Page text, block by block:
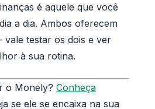
é aquele que você
a dia. Ambos oferecem
testar os dois e ver
à sua rotina.
o Monely? Conheça
se ele se encaixa na sua